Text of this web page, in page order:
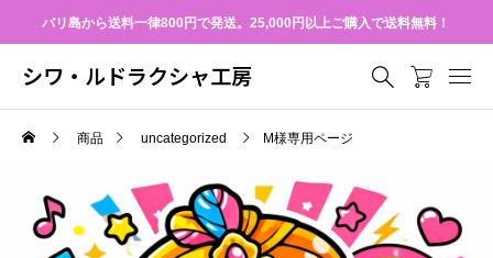
バリ島から送料一律800円で発送。25,000円以上ご購入で送料無料！
シワ・ルドラクシャ工房
商品 uncategorized M様専用ページ